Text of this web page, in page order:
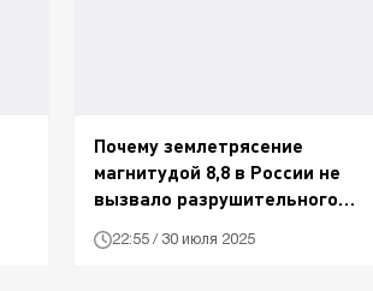
Почему землетрясение
магнитудой 8,8 в России не
вызвало разрушительного
22:55 / 30 июля 2025